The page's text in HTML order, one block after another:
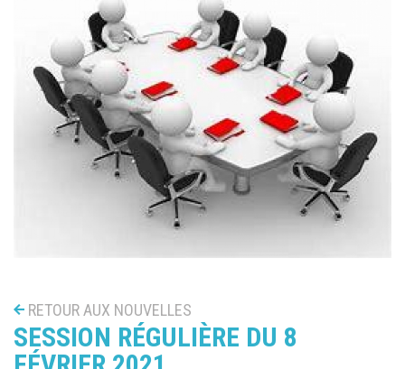
RETOUR AUX NOUVELLES
SESSION RÉGULIÈRE DU 8